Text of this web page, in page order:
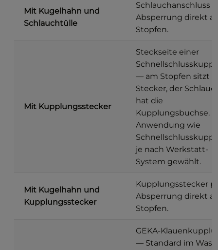
Mit Kugelhahn und
Schlauchtülle
Schlauchanschluss
Absperrung direkt
Stopfen.
Mit Kupplungsstecker
Steckseite einer
— am Stopfen sitzt
Stecker, der
hat die
Kupplungsbuchse.
Anwendung wie
je nach Werkstatt-
System gewählt.
Mit Kugelhahn und
Kupplungsstecker
Kupplungsstecker
Absperrung direkt
Stopfen.
GEKA-
— Standard im